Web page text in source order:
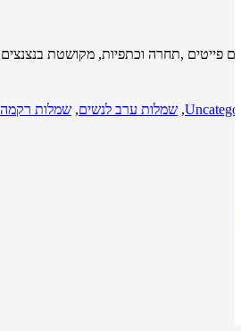
פייטים ,תחרה וכתפיות, מקושטת
, שמלות ערב לנשים, שמלות רקמה